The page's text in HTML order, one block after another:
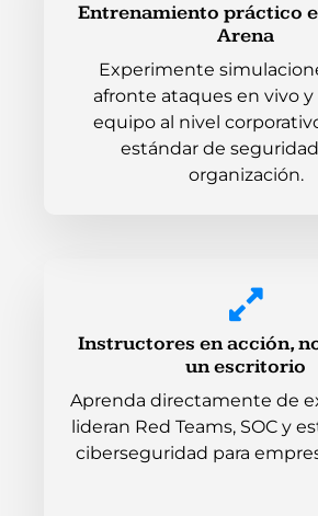
Entrenamiento práctico
Arena
Experimente
afronte ataques en vivo y
equipo al nivel
estándar de
organización.
Instructores en acción,
un escritorio
Aprenda directamente de
lideran Red Teams, SOC y
ciberseguridad para